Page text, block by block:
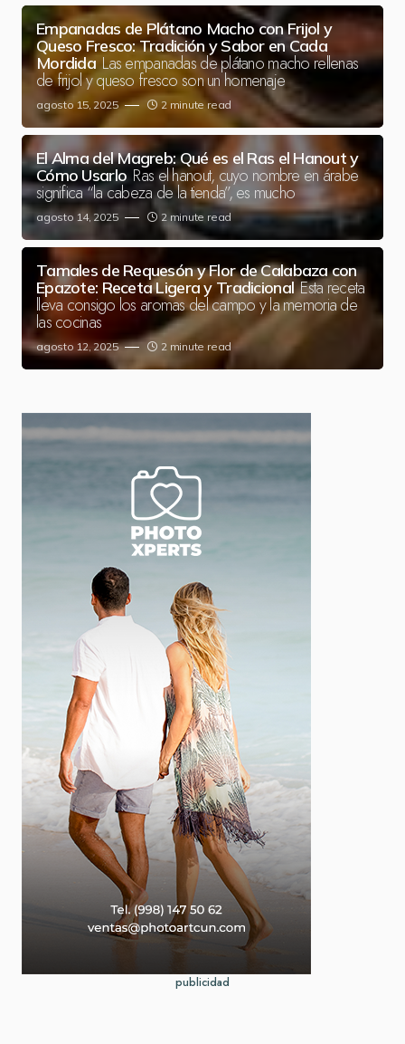
Empanadas de Plátano Macho con Frijol y
Queso Fresco: Tradición y Sabor en Cada
Mordida Las empanadas de plátano macho rellenas
de frijol y queso fresco son un homenaje
agosto 15, 2025 2 minute read
El Alma del Magreb: Qué es el Ras el Hanout y
Cómo Usarlo Ras el hanout, cuyo nombre en árabe
significa “la cabeza de la tienda”, es mucho
agosto 14, 2025 2 minute read
Tamales de Requesón y Flor de Calabaza con
Epazote: Receta Ligera y Tradicional Esta receta
lleva consigo los aromas del campo y la memoria de
las cocinas
agosto 12, 2025 2 minute read
publicidad